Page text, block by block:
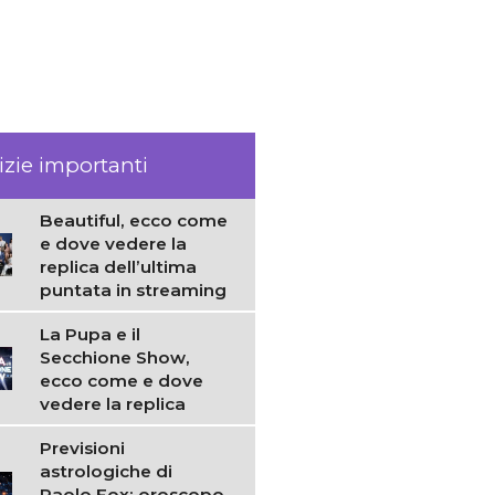
importanti
Beautiful, ecco come
e dove vedere la
replica dell’ultima
puntata in streaming
La Pupa e il
Secchione Show,
ecco come e dove
vedere la replica
Previsioni
astrologiche di